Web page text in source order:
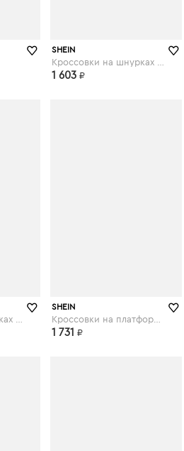
SHEIN
1 603 ₽
SHEIN
1 731 ₽